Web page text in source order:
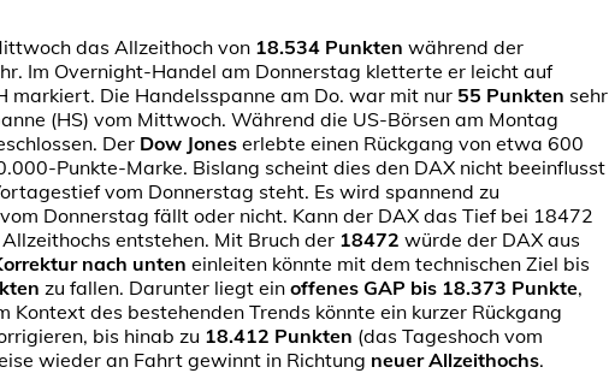
das Allzeithoch von 18.534 Punkten während der
Im Overnight-Handel am Donnerstag kletterte er leicht auf
markiert. Die Handelsspanne am Do. war mit nur 55 Punkten sehr
(HS) vom Mittwoch. Während die US-Börsen am Montag
Der Dow Jones erlebte einen Rückgang von etwa 600
Punkte-Marke. Bislang scheint dies den DAX nicht beeinflusst
vom Donnerstag steht. Es wird spannend zu
Donnerstag fällt oder nicht. Kann der DAX das Tief bei 18472
entstehen. Mit Bruch der 18472 würde der DAX aus
nach unten einleiten könnte mit dem technischen Ziel bis
zu fallen. Darunter liegt ein offenes GAP bis 18.373 Punkte,
Kontext des bestehenden Trends könnte ein kurzer Rückgang
bis hinab zu 18.412 Punkten (das Tageshoch vom
wieder an Fahrt gewinnt in Richtung neuer Allzeithochs.